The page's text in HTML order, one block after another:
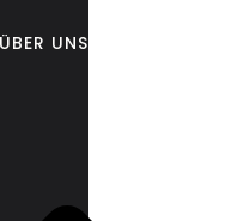
ÜBER UNS